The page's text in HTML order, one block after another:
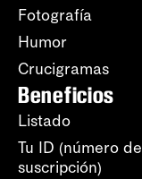
Fotografía
Humor
Crucigramas
Beneficios
Listado
Tu ID (número de
suscripción)